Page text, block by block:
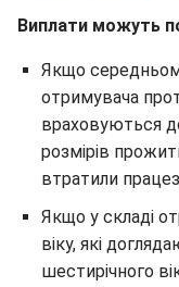
Виплати можуть
Якщо
отримувача
враховуються
розмірів
втратили
Якщо у складі
віку, які
шестирічного